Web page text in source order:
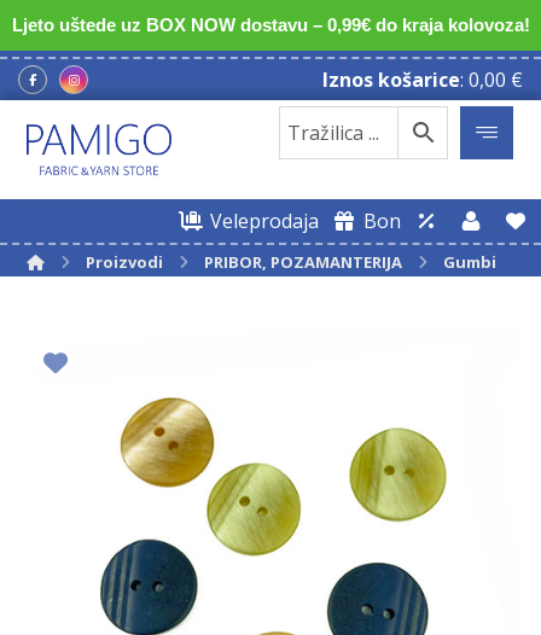
Ljeto uštede uz BOX NOW dostavu – 0,99€ do kraja kolovoza!
Iznos košarice: 0,00 €
Veleprodaja Bon
Proizvodi PRIBOR, POZAMANTERIJA Gumbi